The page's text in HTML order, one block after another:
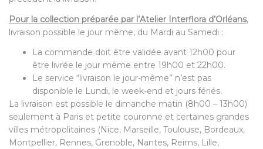
Pour la collection préparée par l’Atelier Interflora d’Orléans,
livraison possible le jour même, du Mardi au Samedi :
La commande doit être validée avant 12h00 pour
être livrée le jour même entre 19h00 et 22h00.
Le service “livraison le jour-même” n’est pas
disponible le Lundi, le week-end et jours fériés.
La livraison est possible le dimanche matin (8h00 – 13h00)
seulement à Paris et petite couronne et certaines grandes
villes métropolitaines (Nice, Marseille, Toulouse, Bordeaux,
Montpellier, Rennes, Grenoble, Nantes, Reims, Lille,